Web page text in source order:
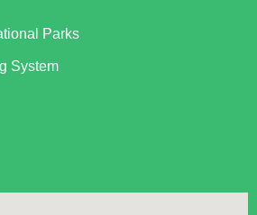
Parks
System